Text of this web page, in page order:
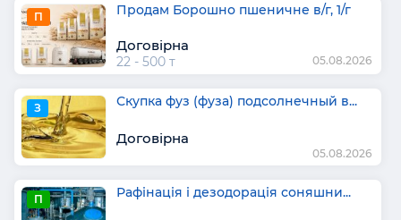
П Продам Борошно пшеничне в/г, 1/г
Договірна
22 - 500 т 05.08.2026
З Скупка фуз (фуза) подсолнечный в...
Договірна
05.08.2026
П Рафінація і дезодорація соняшни...